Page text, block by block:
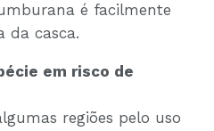
é facilmente
da casca.
em risco de
regiões pelo uso